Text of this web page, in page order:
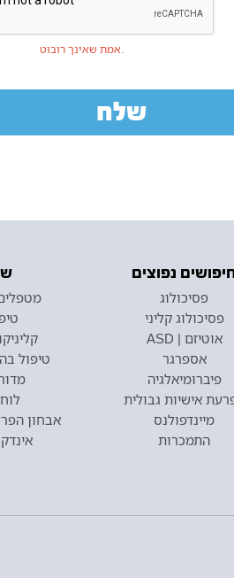
אמת שאינך רובוט.
שלח
נפוצים
פסיכולוג
פסיכולוג קליני
אוטיזם | ASD
אספרגר
פיברומיאלגיה
אישיות גבולית
מיינדפולנס
התמכרות
טיפול
אבחון